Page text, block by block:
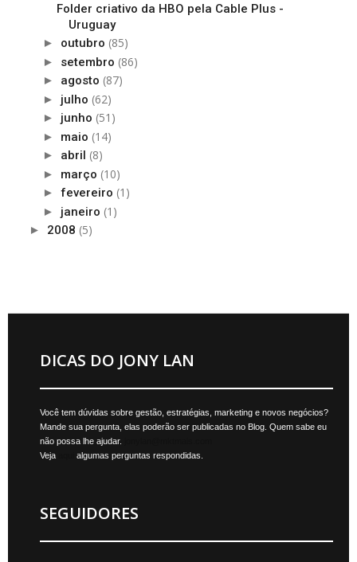
Folder criativo da HBO pela Cable Plus -
Uruguay
► outubro (85)
► setembro (86)
► agosto (87)
► julho (62)
► junho (51)
► maio (14)
► abril (8)
► março (10)
► fevereiro (1)
► janeiro (1)
► 2008 (5)
DICAS DO JONY LAN
Você tem dúvidas sobre gestão, estratégias, marketing e novos negócios?
Mande sua pergunta, elas poderão ser publicadas no Blog. Quem sabe eu
não possa lhe ajudar.
Veja
algumas perguntas respondidas.
SEGUIDORES